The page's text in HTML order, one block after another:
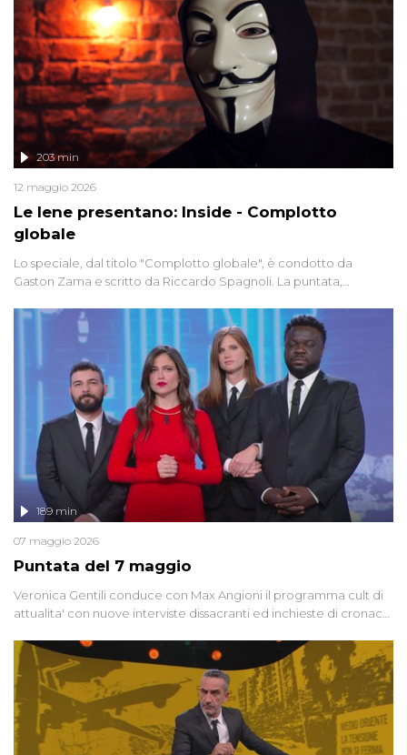
Le Iene presentano: Inside - Complotto
globale
203 min
12 maggio 2026
Lo speciale, dal titolo "Complotto globale", è condotto da
Gaston Zama e scritto da Riccardo Spagnoli. La puntata,
racconta l'universo delle narrazioni alternative, dei sospetti
globali e del complottismo che negli ultimi anni hanno invaso
social network, talk show, piazze digitali e immaginario collettivo.
Puntata del 7 maggio
189 min
07 maggio 2026
Veronica Gentili conduce con Max Angioni il programma cult di
attualita' con nuove interviste dissacranti ed inchieste di cronaca